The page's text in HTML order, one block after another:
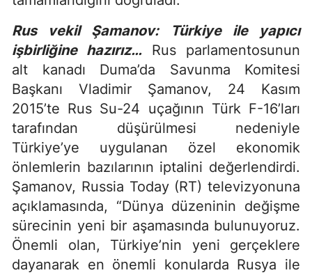
Rus vekil Şamanov: Türkiye ile yapıcı
işbirliğine hazırız…
Rus parlamentosunun
alt kanadı Duma’da Savunma Komitesi
Başkanı Vladimir Şamanov, 24 Kasım
2015’te Rus Su-24 uçağının Türk F-16’ları
tarafından düşürülmesi nedeniyle
Türkiye’ye uygulanan özel ekonomik
önlemlerin bazılarının iptalini değerlendirdi.
Şamanov, Russia Today (RT) televizyonuna
açıklamasında, “Dünya düzeninin değişme
sürecinin yeni bir aşamasında bulunuyoruz.
Önemli olan, Türkiye’nin yeni gerçeklere
dayanarak en önemli konularda Rusya ile